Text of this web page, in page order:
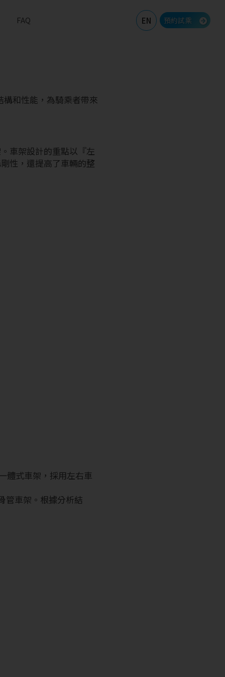
FAQ EN 預約試乘
和性能，為騎乘者帶來
車架設計的重點以『左
性，還提高了車輛的整
體式車架，採用左右車
管車架。根據分析結